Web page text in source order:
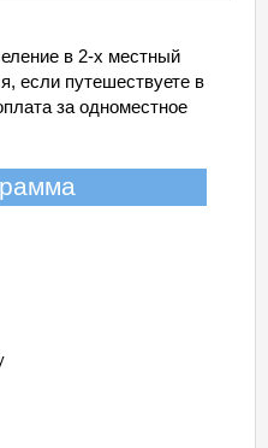
в 2-х местный
если путешествуете в
за одноместное